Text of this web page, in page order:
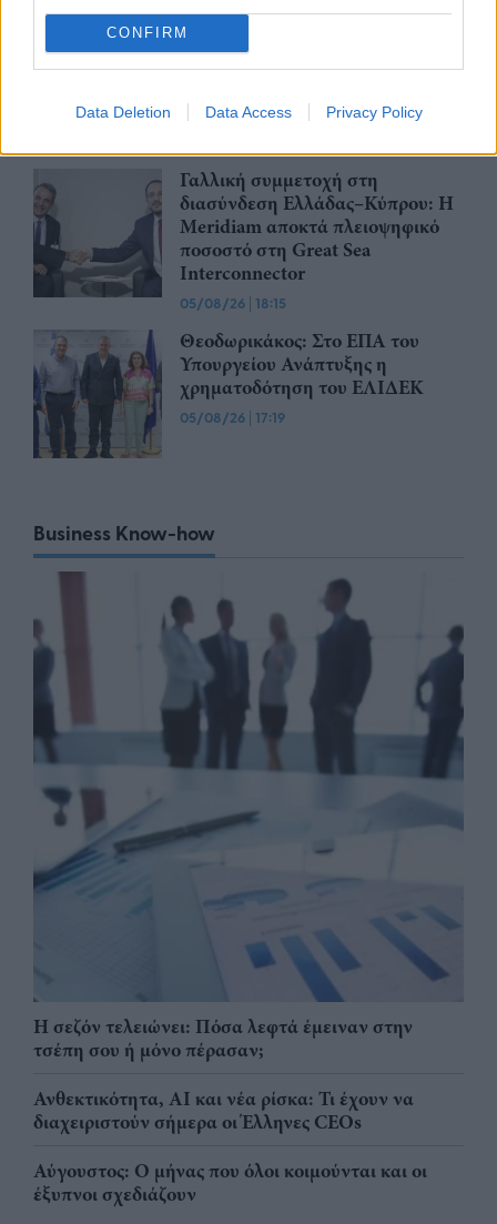
CONFIRM
Data Deletion Data Access Privacy Policy
Μητσοτάκης – Αγγελούδης: Στο
«τραπέζι» η ανάπλαση της ΔΕΘ
μεγάλου έργου
Γαλλική συμμετοχή στη
διασύνδεση Ελλάδας–Κύπρου: Η
Meridiam αποκτά πλειοψηφικό
ποσοστό στη Great Sea
Interconnector
05/08/26 | 18:15
Θεοδωρικάκος: Στο ΕΠΑ του
Υπουργείου Ανάπτυξης η
χρηματοδότηση του ΕΛΙΔΕΚ
05/08/26 | 17:19
Business Know-how
Η σεζόν τελειώνει: Πόσα λεφτά έμειναν στην
τσέπη σου ή μόνο πέρασαν;
Ανθεκτικότητα, AI και νέα ρίσκα: Τι έχουν να
διαχειριστούν σήμερα οι Έλληνες CEOs
Αύγουστος: Ο μήνας που όλοι κοιμούνται και οι
έξυπνοι σχεδιάζουν